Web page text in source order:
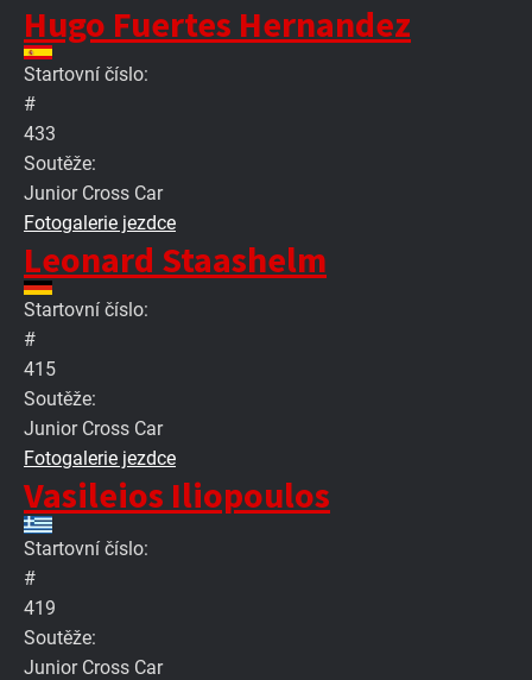
Hugo Fuertes Hernandez
Startovní číslo:
#
433
Soutěže:
Junior Cross Car
Fotogalerie jezdce
Leonard Staashelm
Startovní číslo:
#
415
Soutěže:
Junior Cross Car
Fotogalerie jezdce
Vasileios Iliopoulos
Startovní číslo:
#
419
Soutěže:
Junior Cross Car